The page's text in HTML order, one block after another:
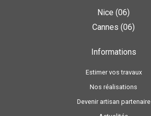
Nice (06)
Cannes (06)
Informations
Estimer vos travaux
Nos réalisations
Devenir artisan partenaire